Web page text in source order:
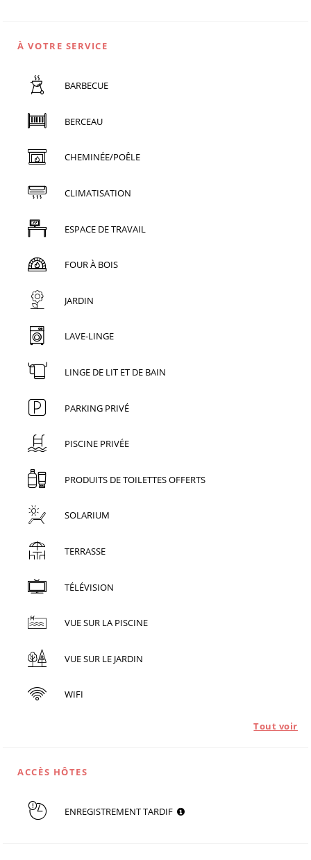
À VOTRE SERVICE
BARBECUE
BERCEAU
CHEMINÉE/POÊLE
CLIMATISATION
ESPACE DE TRAVAIL
FOUR À BOIS
JARDIN
LAVE-LINGE
LINGE DE LIT ET DE BAIN
PARKING PRIVÉ
PISCINE PRIVÉE
PRODUITS DE TOILETTES OFFERTS
SOLARIUM
TERRASSE
TÉLÉVISION
VUE SUR LA PISCINE
VUE SUR LE JARDIN
WIFI
Tout voir
ACCÈS HÔTES
ENREGISTREMENT TARDIF